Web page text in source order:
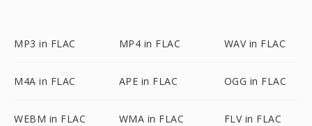
MP3 in FLAC MP4 in FLAC WAV in FLAC
M4A in FLAC APE in FLAC OGG in FLAC
WEBM in FLAC WMA in FLAC FLV in FLAC